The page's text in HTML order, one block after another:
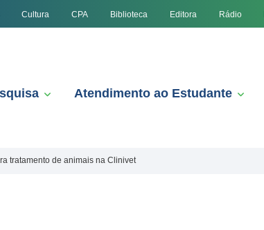
Cultura CPA Biblioteca Editora Rádio
Atendimento ao Estudante
tratamento de animais na Clinivet